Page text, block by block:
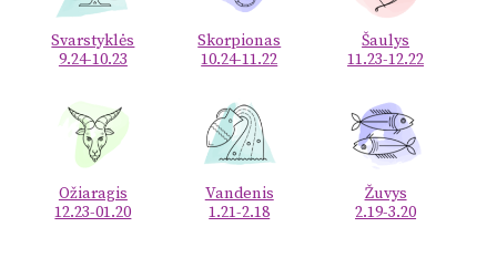
Svarstyklės
9.24-10.23
Skorpionas
10.24-11.22
Šaulys
11.23-12.22
Ožiaragis
12.23-01.20
Vandenis
1.21-2.18
Žuvys
2.19-3.20